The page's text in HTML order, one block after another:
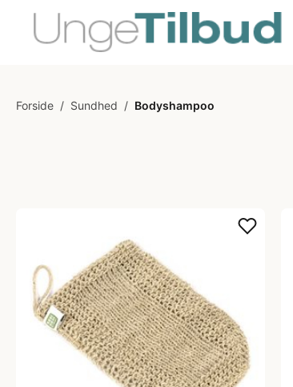
Forside / Sundhed / Bodyshampoo